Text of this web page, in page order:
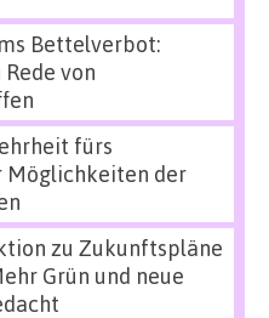
Bettelverbot:
von
fürs
Möglichkeiten der
zu Zukunftspläne
Grün und neue